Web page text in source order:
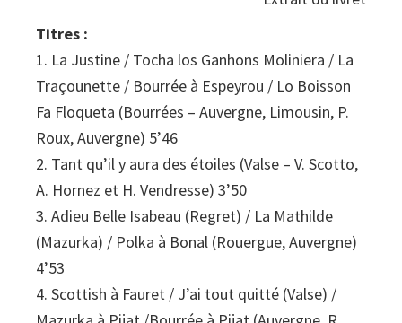
Titres :
1. La Justine / Tocha los Ganhons Moliniera / La
Traçounette / Bourrée à Espeyrou / Lo Boisson
Fa Floqueta (Bourrées – Auvergne, Limousin, P.
Roux, Auvergne) 5’46
2. Tant qu’il y aura des étoiles (Valse – V. Scotto,
A. Hornez et H. Vendresse) 3’50
3. Adieu Belle Isabeau (Regret) / La Mathilde
(Mazurka) / Polka à Bonal (Rouergue, Auvergne)
4’53
4. Scottish à Fauret / J’ai tout quitté (Valse) /